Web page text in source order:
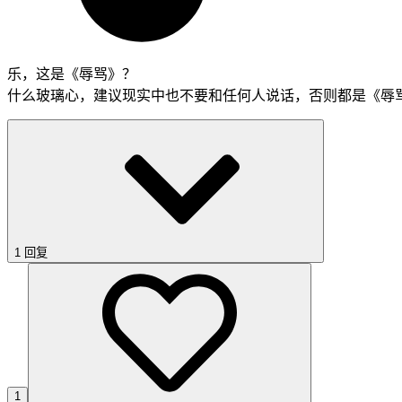
乐，这是《辱骂》？
什么玻璃心，建议现实中也不要和任何人说话，否则都是《辱
1 回复
1